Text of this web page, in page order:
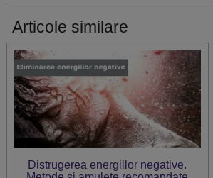
Articole similare
Distrugerea energiilor negative.